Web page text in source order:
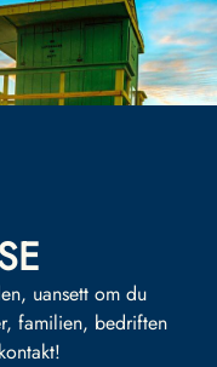
uansett om du
familien, bedriften